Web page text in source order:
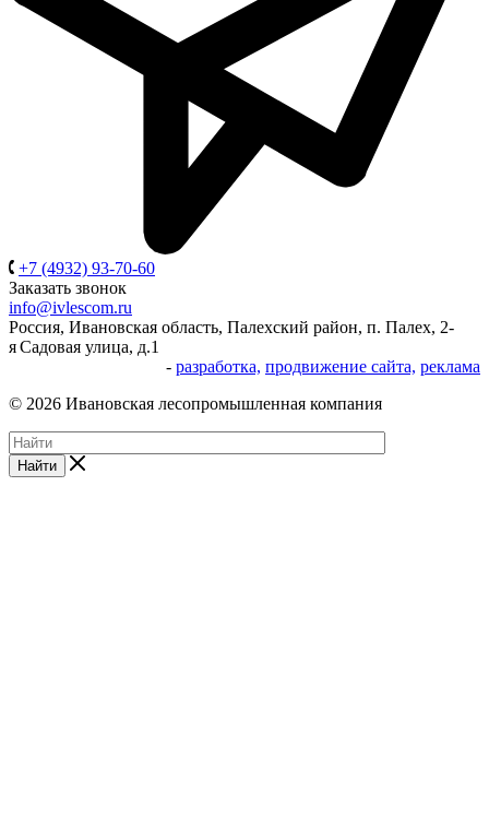
+7 (4932) 93-70-60
Заказать звонок
info@ivlescom.ru
Россия, Ивановская область, Палехский район, п. Палех, 2-
я Садовая улица, д.1
- разработка, продвижение сайта, реклама
© 2026 Ивановская лесопромышленная компания
Найти